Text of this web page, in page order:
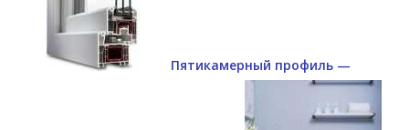
Пятикамерный профиль —